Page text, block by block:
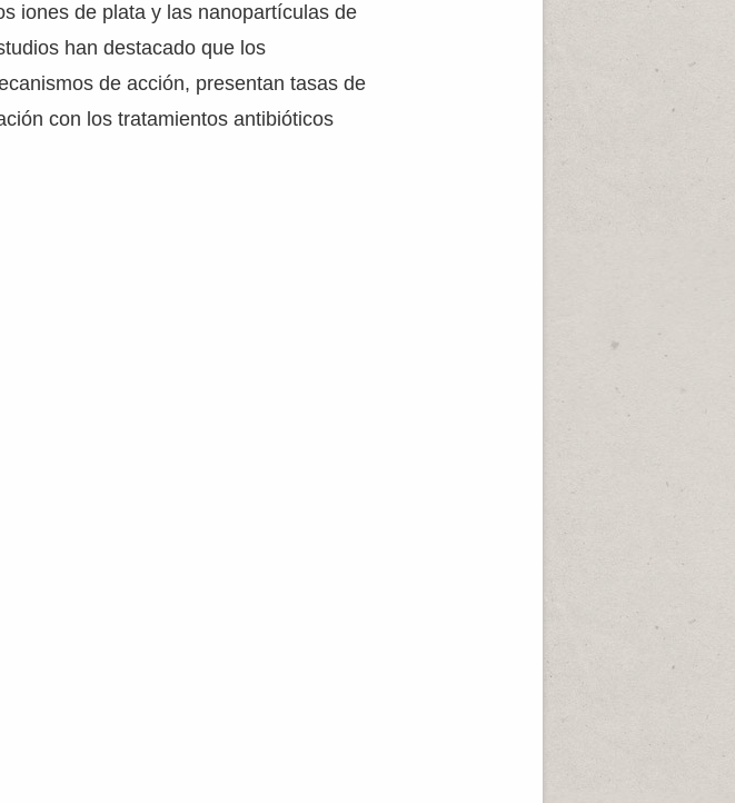
iones de plata y las nanopartículas de
han destacado que los
de acción, presentan tasas de
con los tratamientos antibióticos